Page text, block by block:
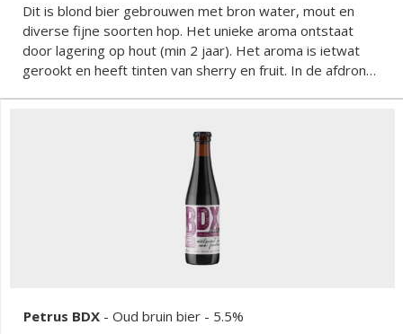
Dit is blond bier gebrouwen met bron water, mout en
diverse fijne soorten hop. Het unieke aroma ontstaat
door lagering op hout (min 2 jaar). Het aroma is ietwat
gerookt en heeft tinten van sherry en fruit. In de afdronk
Petrus BDX - Oud bruin bier - 5.5%